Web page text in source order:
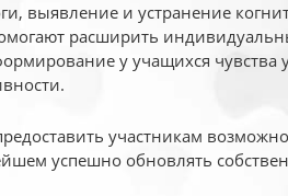
выявление и устранение
расширить
у учащихся чувства
участникам
успешно обновлять